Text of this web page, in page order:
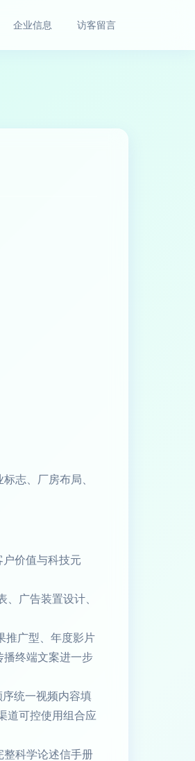
企业信息 访客留言
志、厂房布局、
价值与科技元
广告装置设计、
推广型、年度影片
终端文案进一步
统一视频内容填
道可控使用组合应
科学论述信手册